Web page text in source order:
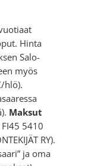
Hinta
Salo-
myös
hlö).
Maksut
5410
RY).
ja oma